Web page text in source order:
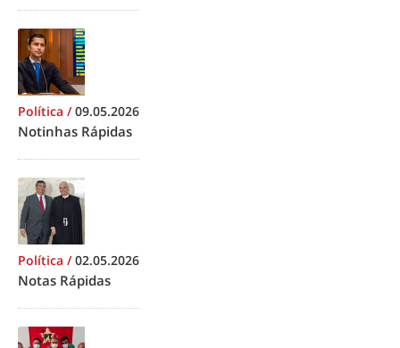
Política /09.05.2026
Notinhas Rápidas
Política /02.05.2026
Notas Rápidas